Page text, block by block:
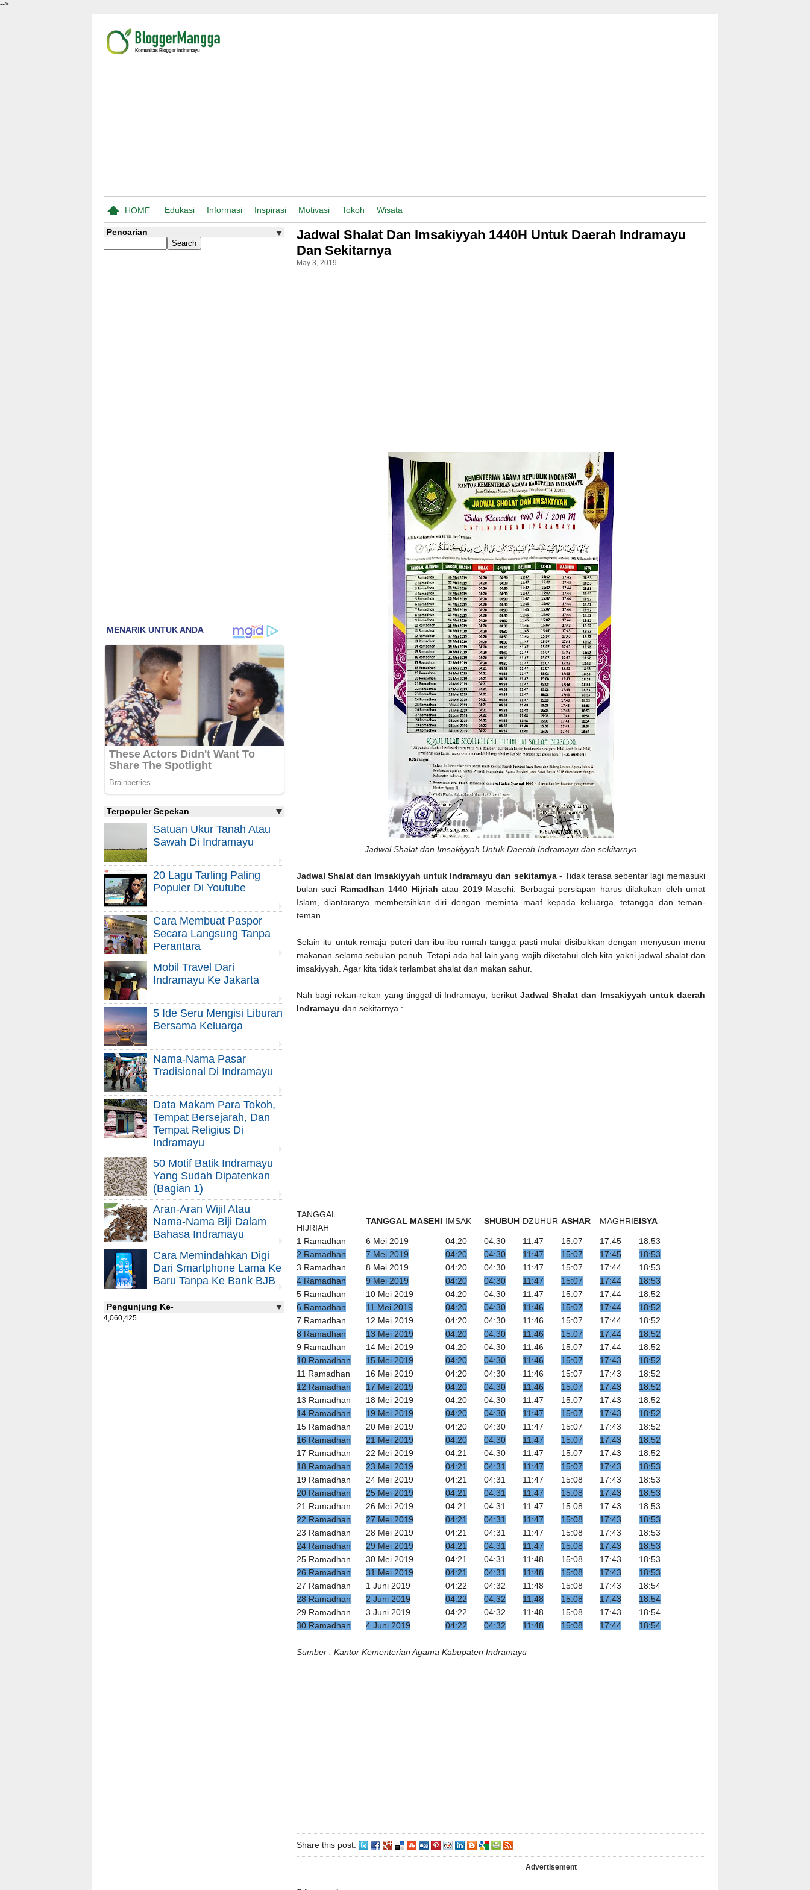
-->
HOME Edukasi Informasi Inspirasi Motivasi Tokoh Wisata
Jadwal Shalat Dan Imsakiyyah 1440H Untuk Daerah Indramayu
Dan Sekitarnya
May 3, 2019
Jadwal Shalat dan Imsakiyyah Untuk Daerah Indramayu dan sekitarnya
Jadwal Shalat dan Imsakiyyah untuk Indramayu dan sekitarnya- Tidak terasa sebentar lagi memasuki
bulan suci Ramadhan 1440 Hijriah atau 2019 Masehi. Berbagai persiapan harus dilakukan oleh umat
Islam, diantaranya membersihkan diri dengan meminta maaf kepada keluarga, tetangga dan teman-
teman.
Selain itu untuk remaja puteri dan ibu-ibu rumah tangga pasti mulai disibukkan dengan menyusun menu
makanan selama sebulan penuh. Tetapi ada hal lain yang wajib diketahui oleh kita yakni jadwal shalat dan
imsakiyyah. Agar kita tidak terlambat shalat dan makan sahur.
Nah bagi rekan-rekan yang tinggal di Indramayu, berikut Jadwal Shalat dan Imsakiyyah untuk daerah
Indramayu dan sekitarnya :
TANGGAL
HIJRIAH
TANGGAL MASEHI IMSAK SHUBUH DZUHUR ASHAR MAGHRIBISYA
1 Ramadhan 6 Mei 2019 04:20 04:30 11:47 15:07 17:45
18:53
2 Ramadhan
7 Mei 2019 04:20 04:30 11:47 15:07 17:45
18:53
3 Ramadhan
8 Mei 2019 04:20 04:30 11:47 15:07 17:44
18:53
4 Ramadhan
9 Mei 2019 04:20 04:30 11:47 15:07 17:44
18:53
5 Ramadhan
10 Mei 2019 04:20 04:30 11:47 15:07 17:44
18:52
6 Ramadhan
11 Mei 2019 04:20 04:30 11:46 15:07 17:44
18:52
7 Ramadhan
12 Mei 2019 04:20 04:30 11:46 15:07 17:44
18:52
8 Ramadhan
13 Mei 2019 04:20 04:30 11:46 15:07 17:44
18:52
9 Ramadhan
14 Mei 2019 04:20 04:30 11:46 15:07 17:44
18:52
10 Ramadhan
15 Mei 2019 04:20 04:30 11:46 15:07 17:43
18:52
11 Ramadhan
16 Mei 2019 04:20 04:30 11:46 15:07 17:43
18:52
12 Ramadhan
17 Mei 2019 04:20 04:30 11:46 15:07 17:43
18:52
13 Ramadhan
18 Mei 2019 04:20 04:30 11:47 15:07 17:43
18:52
14 Ramadhan
19 Mei 2019 04:20 04:30 11:47 15:07 17:43
18:52
15 Ramadhan
20 Mei 2019 04:20 04:30 11:47 15:07 17:43
18:52
16 Ramadhan
21 Mei 2019 04:20 04:30 11:47 15:07 17:43
18:52
17 Ramadhan
22 Mei 2019 04:21 04:30 11:47 15:07 17:43
18:52
18 Ramadhan
23 Mei 2019 04:21 04:31 11:47 15:07 17:43
18:53
19 Ramadhan
24 Mei 2019 04:21 04:31 11:47 15:08 17:43
18:53
20 Ramadhan
25 Mei 2019 04:21 04:31 11:47 15:08 17:43
18:53
21 Ramadhan
26 Mei 2019 04:21 04:31 11:47 15:08 17:43
18:53
22 Ramadhan
27 Mei 2019 04:21 04:31 11:47 15:08 17:43
18:53
23 Ramadhan
28 Mei 2019 04:21 04:31 11:47 15:08 17:43
18:53
24 Ramadhan
29 Mei 2019 04:21 04:31 11:47 15:08 17:43
18:53
25 Ramadhan
30 Mei 2019 04:21 04:31 11:48 15:08 17:43
18:53
26 Ramadhan
31 Mei 2019 04:21 04:31 11:48 15:08 17:43
18:53
27 Ramadhan
1 Juni 2019 04:22 04:32 11:48 15:08 17:43
18:54
28 Ramadhan
2 Juni 2019 04:22 04:32 11:48 15:08 17:43
18:54
29 Ramadhan
3 Juni 2019 04:22 04:32 11:48 15:08 17:43
18:54
30 Ramadhan
4 Juni 2019 04:22 04:32 11:48 15:08 17:44 18:54
Sumber : Kantor Kementerian Agama Kabupaten Indramayu
Share this post:
Advertisement
Pencarian
Terpopuler Sepekan
Satuan Ukur Tanah Atau
Sawah Di Indramayu
20 Lagu Tarling Paling
Populer Di Youtube
Cara Membuat Paspor
Secara Langsung Tanpa
Perantara
Mobil Travel Dari
Indramayu Ke Jakarta
5 Ide Seru Mengisi Liburan
Bersama Keluarga
Nama-Nama Pasar
Tradisional Di Indramayu
Data Makam Para Tokoh,
Tempat Bersejarah, Dan
Tempat Religius Di
Indramayu
50 Motif Batik Indramayu
Yang Sudah Dipatenkan
(Bagian 1)
Aran-Aran Wijil Atau
Nama-Nama Biji Dalam
Bahasa Indramayu
Cara Memindahkan Digi
Dari Smartphone Lama Ke
Baru Tanpa Ke Bank BJB
Pengunjung Ke-
4,060,425